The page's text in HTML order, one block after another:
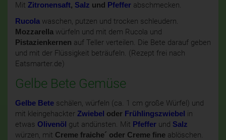
Mit Zitronensaft, Salz und Pfeffer abschmecken.
Rucola waschen, putzen und trocken schleudern.
Mozzarella würfeln und mit dem Rucola und
Pistazienkernen auf Teller verteilen. Die Bete darauf geben
und mit der Flüssigkeit beträufeln. (Rezept frei nach
Eatsmarter.de)
Gelbe Bete Gemüse
Gelbe Bete schälen, würfeln (ca. 1 cm große Würfel) und
mit kleingehackter Zwiebel oder Frühlingszwiebel in
etwas Olivenöl gut andünsten. Mit Pfeffer und Salz
würzen, mit Creme fraiche´ oder Creme fine ablöschen.